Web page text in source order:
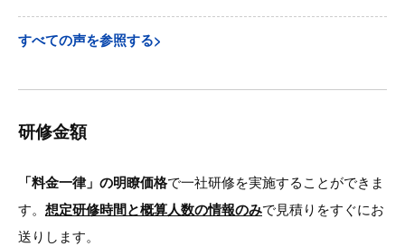
すべての声を参照する>
研修金額
「料金一律」の明瞭価格で一社研修を実施することができま
す。 想定研修時間と概算人数の情報のみで見積りをすぐにお
送りします。